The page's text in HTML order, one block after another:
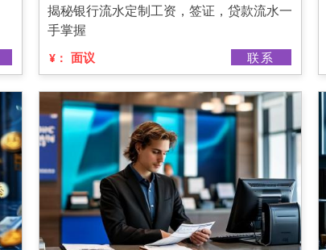
揭秘银行流水定制工资，签证，贷款流水一
手掌握
¥： 面议 联系